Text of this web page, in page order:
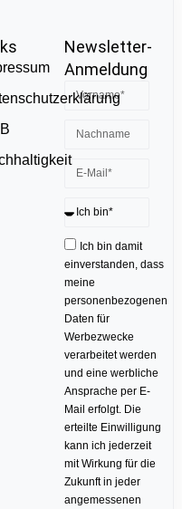
Newsletter-
Anmeldung
Ich bin damit
einverstanden, dass
meine
personenbezogenen
Daten für
Werbezwecke
verarbeitet werden
und eine werbliche
Ansprache per E-
Mail erfolgt. Die
erteilte Einwilligung
kann ich jederzeit
mit Wirkung für die
Zukunft in jeder
angemessenen